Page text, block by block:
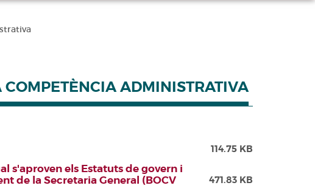
COMPETÈNCIA ADMINISTRATIVA
114.75 KB
s'aproven els Estatuts de govern i
de la Secretaria General (BOCV
471.83 KB